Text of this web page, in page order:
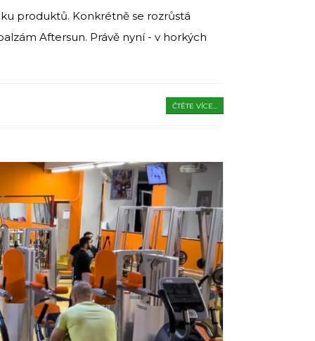
produktů. Konkrétně se rozrůstá
Aftersun. Právě nyní - v horkých
ČTĚTE VÍCE...